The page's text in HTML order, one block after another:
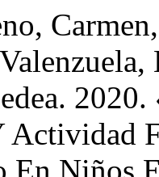
2020.